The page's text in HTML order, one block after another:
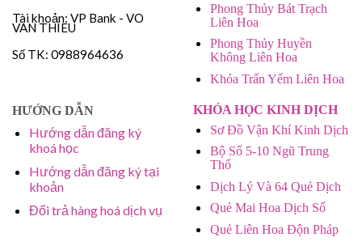
Tài khoản: VP Bank - VO
VAN THIEU
Số TK: 0988964636
HƯỚNG DẪN
Hướng dẫn đăng ký
khoá học
Hướng dẫn đăng ký tại
khoản
Đổi trả hàng hoá dịch vụ
Phong Thủy Bát Trạch
Liên Hoa
Phong Thủy Huyền
Không Liên Hoa
Khóa Trấn Yểm Liên Hoa
KHÓA HỌC KINH DỊCH
Sơ Đồ Vận Khí Kinh Dịch
Bộ Số 5-10 Ngũ Trung
Thổ
Dịch Lý Và 64 Quẻ Dịch
Quẻ Mai Hoa Dịch Số
Quẻ Liên Hoa Độn Pháp